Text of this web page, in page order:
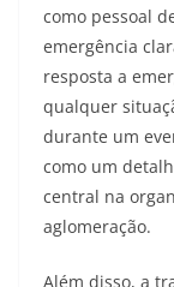
como pessoal
emergência
resposta a
qualquer
durante um
como um
central na
aglomeração.
Além disso, a